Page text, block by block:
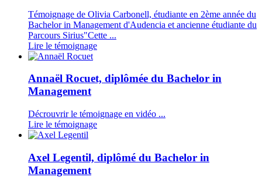
Témoignage de Olivia Carbonell, étudiante en 2ème année du
Bachelor in Management d'Audencia et ancienne étudiante du
Parcours Sirius"Cette ...
Lire le témoignage
Annaël Rocuet, diplômée du Bachelor in
Management
Décrouvrir le témoignage en vidéo ...
Lire le témoignage
Axel Legentil, diplômé du Bachelor in
Management